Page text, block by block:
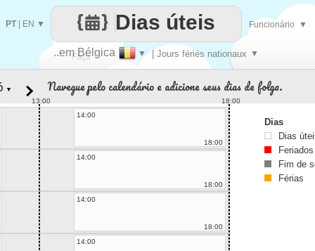
Faça
..em Bélgica ▼ | Jours fériés nationaux ▼
Dias úteis
PT| EN ▼ Funcionário ▼
▼ Navegue pelo calendário e adicione seus dias de folga.
13:00
18:00
14:00
18:00
14:00
18:00
14:00
18:00
14:00
Dias
Dias
Feriados
Fim de
Férias